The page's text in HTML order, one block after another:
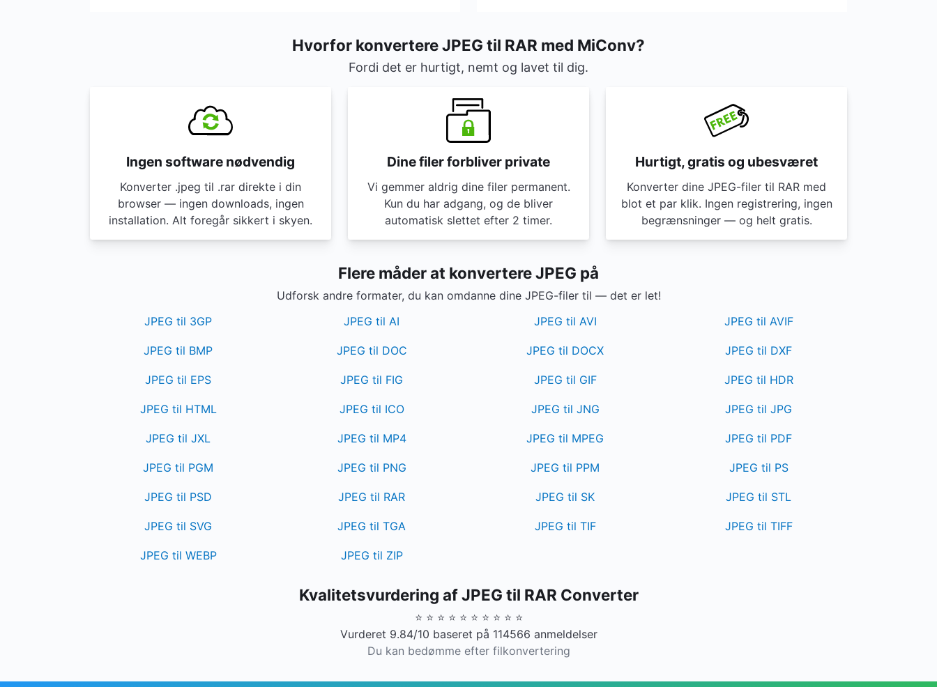
Hvorfor konvertere JPEG til RAR med MiConv?
Fordi det er hurtigt, nemt og lavet til dig.
Ingen software nødvendig
Konverter .jpeg til .rar direkte i din
browser — ingen downloads, ingen
installation. Alt foregår sikkert i skyen.
Dine filer forbliver private
Vi gemmer aldrig dine filer permanent.
Kun du har adgang, og de bliver
automatisk slettet efter 2 timer.
Hurtigt, gratis og ubesværet
Konverter dine JPEG-filer til RAR med
blot et par klik. Ingen registrering, ingen
begrænsninger — og helt gratis.
Flere måder at konvertere JPEG på
Udforsk andre formater, du kan omdanne dine JPEG-filer til — det er let!
JPEG til 3GP
JPEG til AI JPEG til AVI JPEG til AVIF
JPEG til BMP JPEG til DOC JPEG til DOCX JPEG til DXF
JPEG til EPS JPEG til FIG JPEG til GIF JPEG til HDR
JPEG til HTML JPEG til ICO JPEG til JNG JPEG til JPG
JPEG til JXL JPEG til MP4 JPEG til MPEG JPEG til PDF
JPEG til PGM JPEG til PNG JPEG til PPM JPEG til PS
JPEG til PSD JPEG til RAR JPEG til SK JPEG til STL
JPEG til SVG JPEG til TGA JPEG til TIF JPEG til TIFF
JPEG til WEBP JPEG til ZIP
Kvalitetsvurdering af JPEG til RAR Converter
⭐ ⭐ ⭐ ⭐ ⭐ ⭐ ⭐ ⭐ ⭐ ⭐
Vurderet 9.84/10 baseret på 114566 anmeldelser
Du kan bedømme efter filkonvertering